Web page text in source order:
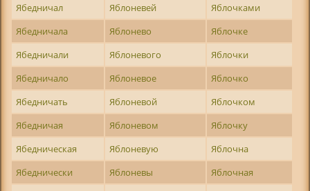
Ябедничал
Яблоневей
Яблочками
Ябедничала
Яблонево
Яблочке
Ябедничали
Яблоневого
Яблочки
Ябедничало
Яблоневое
Яблочко
Ябедничать
Яблоневой
Яблочком
Ябедничая
Яблоневом
Яблочку
Ябедническая
Яблоневую
Яблочна
Ябеднически
Яблоневы
Яблочная